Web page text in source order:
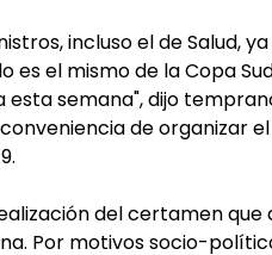
incluso el de Salud,
es el mismo de la Copa
semana", dijo
de organizar
del certamen que
Por motivos socio-